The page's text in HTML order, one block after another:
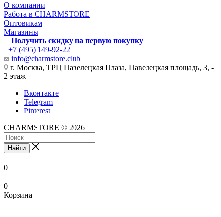
О компании
Работа в CHARMSTORE
Оптовикам
Магазины
Получить скидку на первую покупку
+7 (495) 149-92-22
info@charmstore.club
г. Москва, ТРЦ Павелецкая Плаза, Павелецкая площадь, 3, -
2 этаж
Вконтакте
Telegram
Pinterest
CHARMSTORE © 2026
Найти
0
0
Корзина